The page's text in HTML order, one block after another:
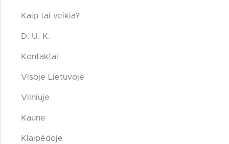
Kaip tai veikia?
D. U. K.
Kontaktai
Visoje Lietuvoje
Vilniuje
Kaune
Klaipėdoje